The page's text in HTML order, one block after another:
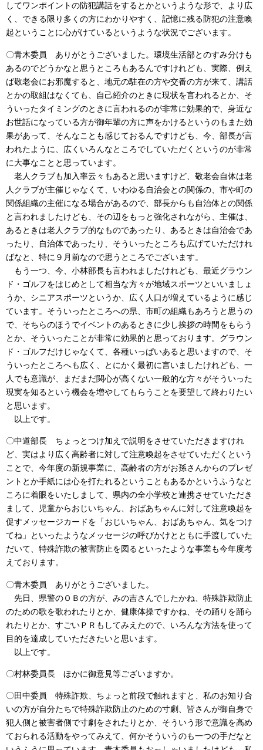
してワンポイントの防犯講話をするとかというような形で、より広
く、できる限り多くの方にわかりやすく、記憶に残る防犯の注意喚
起ということに心がけているというような状況でございます。
〇青木委員 ありがとうございました。環境生活部とのすみ分けも
あるのでどうかなと思うところもあるんですけれども、実際、例え
ば敬老会にお邪魔すると、地元の駐在の方や交番の方が来て、講話
とかの取組はなくても、自己紹介のときに現状を言われるとか、そ
ういったタイミングのときに言われるのが非常に効果的で、身近な
お世話になっている方が御年輩の方に声をかけるというのもまた効
果があって、そんなことも感じておるんですけども、今、部長が言
われたように、広くいろんなところでしていただくというのが非常
に大事なことと思っています。
老人クラブも加入率云々もあると思いますけど、敬老会自体は老
人クラブが主催じゃなくて、いわゆる自治会との関係の、市や町の
関係組織の主催になる場合があるので、部長からも自治体との関係
と言われましたけども、その辺をもっと強化されながら、主催は、
あるときは老人クラブ的なものであったり、あるときは自治会であ
ったり、自治体であったり、そういったところも広げていただけれ
ばなと、特に９月前なので思うところでございます。
もう一つ、今、小林部長も言われましたけれども、最近グラウン
ド・ゴルフをはじめとして相当な方々が地域スポーツといいましょ
うか、シニアスポーツというか、広く人口が増えているように感じ
ています。そういったところへの県、市町の組織もあろうと思うの
で、そちらのほうでイベントのあるときに少し挨拶の時間をもらう
とか、そういったことが非常に効果的と思っております。グラウン
ド・ゴルフだけじゃなくて、各種いっぱいあると思いますので、そ
ういったところへも広く、とにかく最初に言いましたけれども、一
人でも意識が、まだまだ関心が高くない一般的な方々がそういった
現実を知るという機会を増やしてもらうことを要望して終わりたい
と思います。
以上です。
〇中道部長 ちょっとつけ加えで説明をさせていただきますけれ
ど、実はより広く高齢者に対して注意喚起をさせていただくという
ことで、今年度の新規事業に、高齢者の方がお孫さんからのプレゼ
ントとか手紙には心を打たれるということもあるかというふうなと
ころに着眼をいたしまして、県内の全小学校と連携させていただき
まして、児童からおじいちゃん、おばあちゃんに対して注意喚起を
促すメッセージカードを「おじいちゃん、おばあちゃん、気をつけ
てね」といったようなメッセージの呼びかけとともに手渡していた
だいて、特殊詐欺の被害防止を図るといったような事業も今年度考
えております。
〇青木委員 ありがとうございました。
先日、県警のＯＢの方が、みの吉さんでしたかね、特殊詐欺防止
のための歌を歌われたりとか、健康体操ですかね、その踊りを踊ら
れたりとか、すごいＰＲもしてみえたので、いろんな方法を使って
目的を達成していただきたいと思います。
以上です。
〇村林委員長 ほかに御意見等ございますか。
〇田中委員 特殊詐欺、ちょっと前段で触れますと、私のお知り合
いの方が自分たちで特殊詐欺防止のための寸劇、皆さんが御自身で
犯人側と被害者側で寸劇をされたりとか、そういう形で意識を高め
ておられる活動をやってみえて、何かそういうのも一つの手だなと